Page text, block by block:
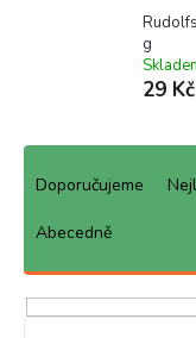
g
29 Kč
Ř
p
Doporučujeme
Abecedně